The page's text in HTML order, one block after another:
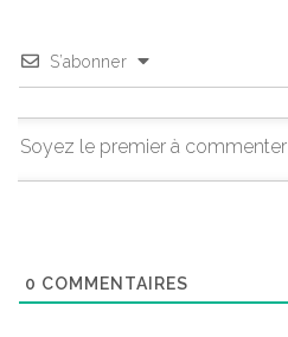
S’abonner
0 COMMENTAIRES